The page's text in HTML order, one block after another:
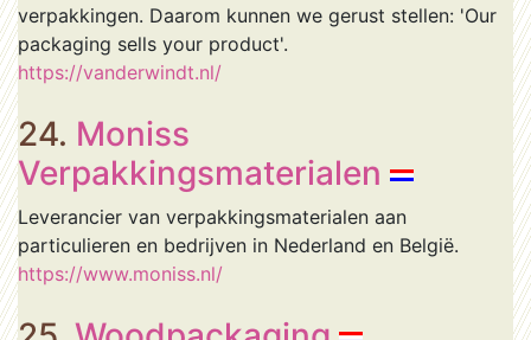
verpakkingen. Daarom kunnen we gerust stellen: 'Our
packaging sells your product'.
https://vanderwindt.nl/
24. Moniss
Verpakkingsmaterialen
Leverancier van verpakkingsmaterialen aan
particulieren en bedrijven in Nederland en België.
https://www.moniss.nl/